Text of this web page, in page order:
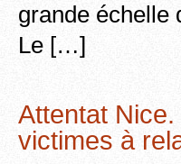
grande échelle
Le […]
Attentat
victimes à